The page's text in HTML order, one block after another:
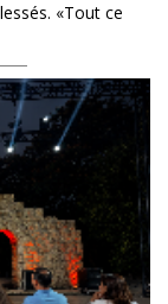
«Tout ce